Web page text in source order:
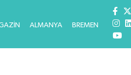
ALMANYA BREMEN